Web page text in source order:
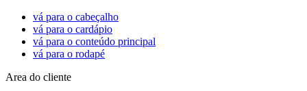
vá para o cabeçalho
vá para o cardápio
vá para o conteúdo principal
vá para o rodapé
Area do cliente